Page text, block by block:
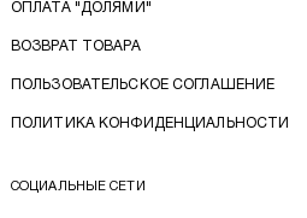
ОПЛАТА "ДОЛЯМИ"
ВОЗВРАТ ТОВАРА
ПОЛЬЗОВАТЕЛЬСКОЕ СОГЛАШЕНИЕ
ПОЛИТИКА КОНФИДЕНЦИАЛЬНОСТИ
СОЦИАЛЬНЫЕ СЕТИ